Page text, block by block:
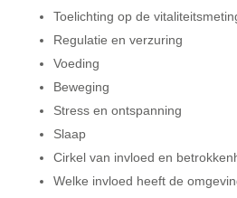
Toelichting op de
Regulatie en verzuring
Voeding
Beweging
Stress en ontspanning
Slaap
Cirkel van invloed en
Welke invloed heeft de